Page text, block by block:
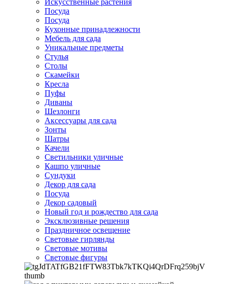
Искусственные растения
Посуда
Посуда
Кухонные принадлежности
Мебель для сада
Уникальные предметы
Стулья
Столы
Скамейки
Кресла
Пуфы
Диваны
Шезлонги
Аксессуары для сада
Зонты
Шатры
Качели
Cветильники уличные
Кашпо уличные
Сундуки
Декор для сада
Посуда
Декор садовый
Новый год и рождество для сада
Эксклюзивные решения
Праздничное освещение
Световые гирлянды
Световые мотивы
Световые фигуры